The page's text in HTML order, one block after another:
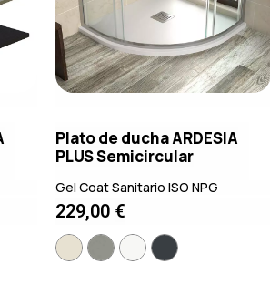
Plato de ducha ARDESIA
PLUS Semicircular
Gel Coat Sanitario ISO NPG
229,00 €